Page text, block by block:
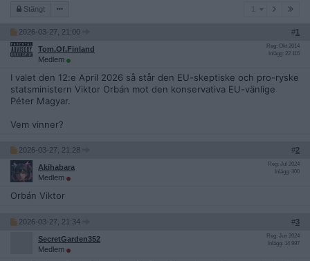
Stängt
2026-03-27, 21:00 #1
Tom.Of.Finland
Medlem
Reg: Okt 2014
Inlägg: 22 116
I valet den 12:e April 2026 så står den EU-skeptiske och pro-ryske
statsministern Viktor Orbán mot den konservativa EU-vänlige
Péter Magyar.
Vem vinner?
2026-03-27, 21:28 #2
Akihabara
Medlem
Reg: Jul 2024
Inlägg: 300
Orbán Viktor
2026-03-27, 21:34 #3
SecretGarden352
Medlem
Reg: Jun 2024
Inlägg: 14 997